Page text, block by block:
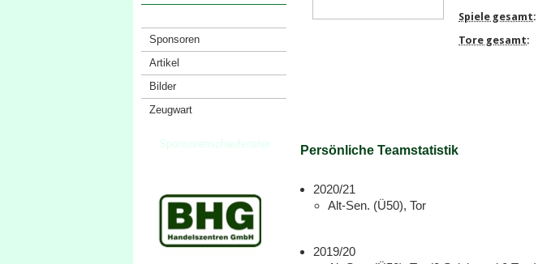
Sponsoren
Artikel
Bilder
Zeugwart
Sponsorenschaufenster
Spiele gesamt:
Tore gesamt:
Persönliche Teamstatistik
2020/21
Alt-Sen. (Ü50), Tor
2019/20